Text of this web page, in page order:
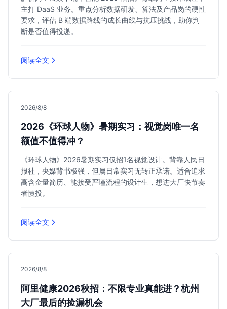
主打 DaaS 业务。重点分析数据研发、算法及产品岗的硬性
要求，评估 B 端数据路线的成长曲线与抗压挑战，助你判
断是否值得投递。
阅读全文
2026/8/8
2026《环球人物》暑期实习：视觉岗唯一名
额值不值得冲？
《环球人物》2026暑期实习仅招1名视觉设计。背靠人民日
报社，央媒背书极强，但属日常实习无转正承诺。适合追求
高含金量简历、能接受严谨流程的设计生，想进大厂快节奏
者慎投。
阅读全文
2026/8/8
阿里健康2026秋招：不限专业真能进？杭州
大厂最后的捡漏机会